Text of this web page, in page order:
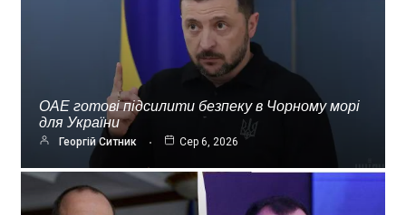
ОАЕ готові підсилити безпеку в Чорному морі
для України
Георгій Ситник Сер 6, 2026